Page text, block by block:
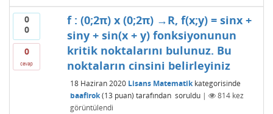
0
0
0
cevap
f : (0;2π) x (0;2π) →R, f(x;y) = sinx +
siny + sin(x + y) fonksiyonunun
kritik noktalarını bulunuz. Bu
noktaların cinsini belirleyiniz
18 Haziran 2020 Lisans Matematikkategorisinde
baafirok (13 puan) tarafından soruldu | 814kez
görüntülendi